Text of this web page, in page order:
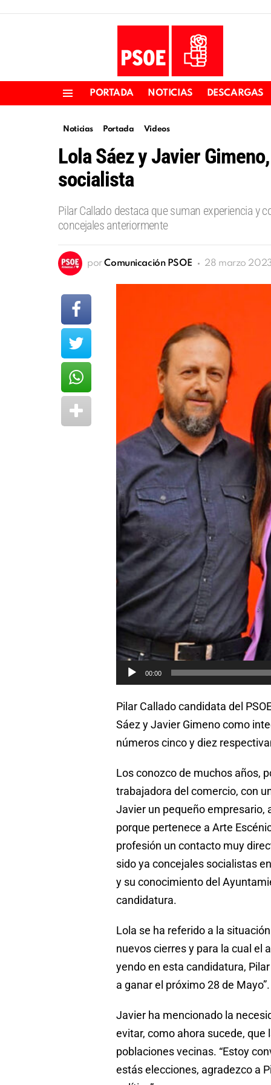
PORTADA NOTICIAS DESCARGAS
Noticias Portada Videos
Lola Sáez y Javier
socialista
Pilar Callado destaca que suman experiencia y
concejales anteriormente
por Comunicación PSOE 28 marzo
00:00
Pilar Callado candidata del
Sáez y Javier Gimeno como
números cinco y diez
Los conozco de muchos años,
trabajadora del comercio, con
Javier un pequeño empresario,
porque pertenece a Arte
profesión un contacto muy
sido ya concejales socialistas
y su conocimiento del
candidatura.
Lola se ha referido a la
nuevos cierres y para la cual el
yendo en esta candidatura,
a ganar el próximo 28 de Mayo”.
Javier ha mencionado la
evitar, como ahora sucede,
poblaciones vecinas. “Estoy
estás elecciones, agradezco a